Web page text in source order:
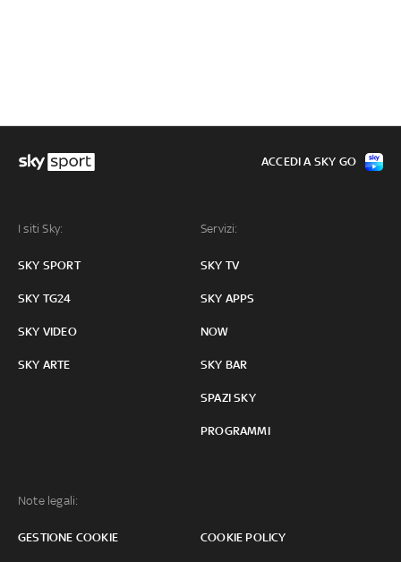
I siti Sky:
SKY SPORT
SKY TG24
SKY VIDEO
SKY ARTE
Servizi:
SKY TV
SKY APPS
NOW
SKY BAR
SPAZI SKY
PROGRAMMI
Note legali:
GESTIONE COOKIE COOKIE POLICY
ACCEDI A SKY GO